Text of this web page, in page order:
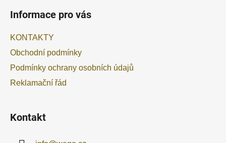
Informace pro vás
KONTAKTY
Obchodní podmínky
Podmínky ochrany osobních údajů
Reklamační řád
Kontakt